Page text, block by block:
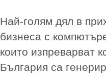
Най-голям дял в
бизнеса с
които изпреварват
България са